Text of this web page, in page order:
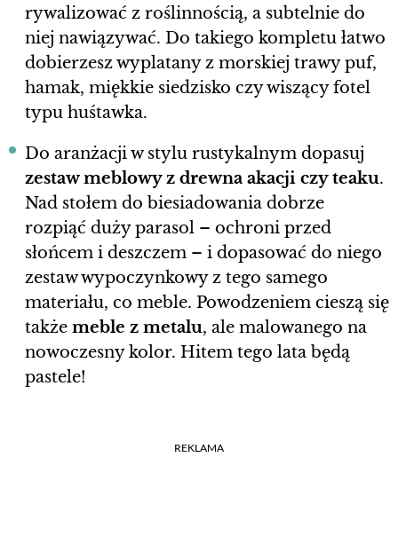
rywalizować z roślinnością, a subtelnie do
niej nawiązywać. Do takiego kompletu łatwo
dobierzesz wyplatany z morskiej trawy puf,
hamak, miękkie siedzisko czy wiszący fotel
typu huśtawka.
Do aranżacji w stylu rustykalnym dopasuj
zestaw meblowy z drewna akacji czy teaku.
Nad stołem do biesiadowania dobrze
rozpiąć duży parasol – ochroni przed
słońcem i deszczem – i dopasować do niego
zestaw wypoczynkowy z tego samego
materiału, co meble. Powodzeniem cieszą się
także meble z metalu, ale malowanego na
nowoczesny kolor. Hitem tego lata będą
pastele!
REKLAMA